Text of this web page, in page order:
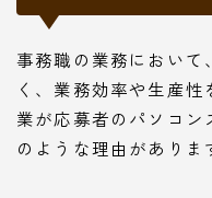
事務職の業務において
く、業務効率や生産
業が応募者のパソコ
のような理由がありま